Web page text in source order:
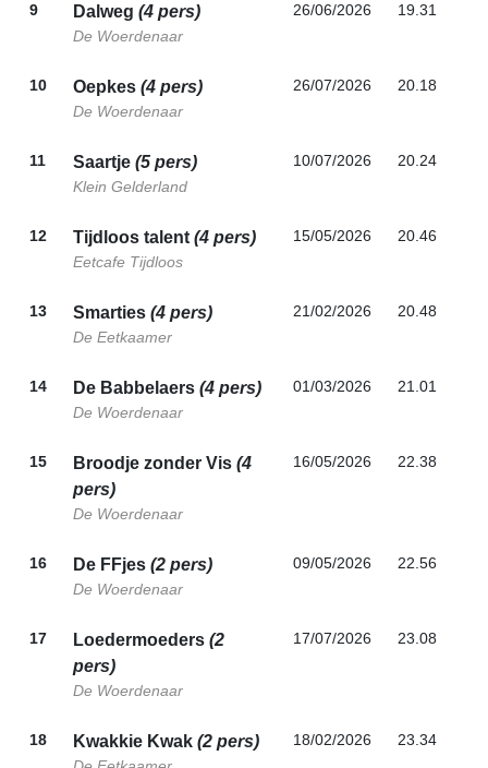
9 Dalweg (4 pers)
De Woerdenaar
26/06/2026 19.31
10 Oepkes (4 pers)
De Woerdenaar
26/07/2026 20.18
11 Saartje (5 pers)
Klein Gelderland
10/07/2026 20.24
12 Tijdloos talent (4 pers)
Eetcafe Tijdloos
15/05/2026 20.46
13 Smarties (4 pers)
De Eetkaamer
21/02/2026 20.48
14 De Babbelaers (4 pers)
De Woerdenaar
01/03/2026 21.01
15 Broodje zonder Vis (4
pers)
De Woerdenaar
16/05/2026 22.38
16 De FFjes (2 pers)
De Woerdenaar
09/05/2026 22.56
17 Loedermoeders (2
pers)
De Woerdenaar
17/07/2026 23.08
18 Kwakkie Kwak (2 pers) 18/02/2026 23.34